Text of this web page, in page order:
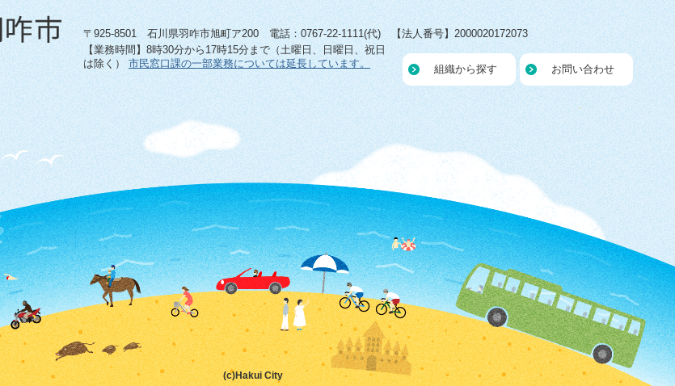
〒925-8501 石川県羽咋市旭町ア200 電話：0767-22-1111(代) 【法人番号】2000020172073
【業務時間】8時30分から17時15分まで（土曜日、日曜日、祝日
は除く） 市民窓口課の一部業務については延長しています。 組織から探す お問い合わせ
(c)Hakui City